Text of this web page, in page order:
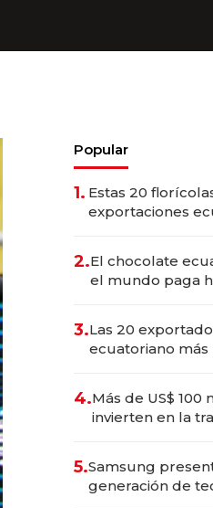
Popular
1. Estas 20
exportaciones
2.El chocolate
el mundo paga
3.Las 20
ecuatoriano
4.Más de US$ 100
invierten en la
5.Samsung
generación de